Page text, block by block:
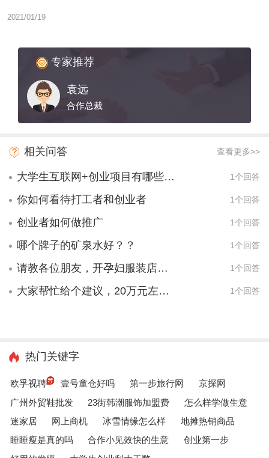
2021/01/19
专家推荐
袁远
合作总裁
相关问答 查看更多>>
大学生互联网+创业项目有哪些项目？ 1个回答
你如何看待打工者和创业者 1个回答
创业者如何做推广 1个回答
哪个牌子的矿泉水好？？ 1个回答
请教各位朋友，开孕妇服装店从哪里可以找到便宜点的货源？ 1个回答
大家帮忙给个建议，20万元左右，做什么品牌孕妇服装生意好？ 1个回答
热门关键字
欧孚视聘 壹号童仓好吗 第一步旅行网
京探网
广州外贸鞋批发
23街韩潮服饰加盟费
怎么样学做生意
迷家居
网上商机 冰雪情缘怎么样
地摊热销商品
睡睡瘦是真的吗
合作小见效快的生意
创业第一步